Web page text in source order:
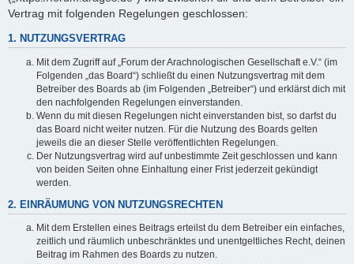
Vertrag mit folgenden Regelungen geschlossen:
1. NUTZUNGSVERTRAG
Mit dem Zugriff auf „Forum der Arachnologischen Gesellschaft e.V.“ (im
Folgenden „das Board“) schließt du einen Nutzungsvertrag mit dem
Betreiber des Boards ab (im Folgenden „Betreiber“) und erklärst dich mit
den nachfolgenden Regelungen einverstanden.
Wenn du mit diesen Regelungen nicht einverstanden bist, so darfst du
das Board nicht weiter nutzen. Für die Nutzung des Boards gelten
jeweils die an dieser Stelle veröffentlichten Regelungen.
Der Nutzungsvertrag wird auf unbestimmte Zeit geschlossen und kann
von beiden Seiten ohne Einhaltung einer Frist jederzeit gekündigt
werden.
2. EINRÄUMUNG VON NUTZUNGSRECHTEN
Mit dem Erstellen eines Beitrags erteilst du dem Betreiber ein einfaches,
zeitlich und räumlich unbeschränktes und unentgeltliches Recht, deinen
Beitrag im Rahmen des Boards zu nutzen.